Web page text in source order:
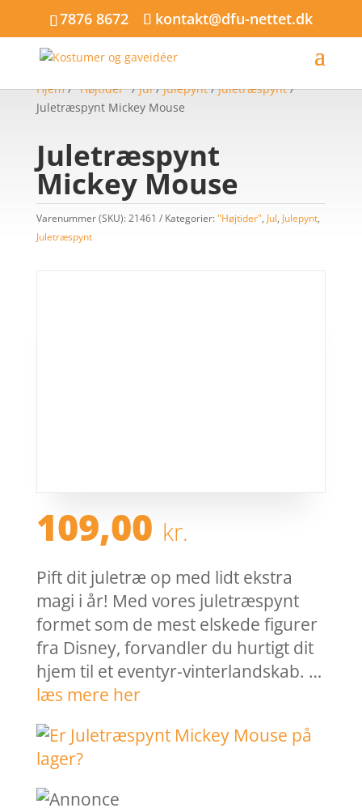
7876 8672 kontakt@dfu-nettet.dk
Hjem/"Højtider"/Jul/Julepynt/Juletræspynt/
Juletræspynt Mickey Mouse
Juletræspynt
Mickey Mouse
Varenummer (SKU):21461 Kategorier:"Højtider", Jul, Julepynt,
Juletræspynt
109,00 kr.
Pift dit juletræ op med lidt ekstra
magi i år! Med vores juletræspynt
formet som de mest elskede figurer
fra Disney, forvandler du hurtigt dit
hjem til et eventyr-vinterlandskab. …
læs mere her